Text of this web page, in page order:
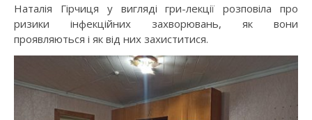
Наталія Гірчиця у вигляді гри-лекції розповіла про
ризики інфекційних захворювань, як вони
проявляються і як від них захиститися.